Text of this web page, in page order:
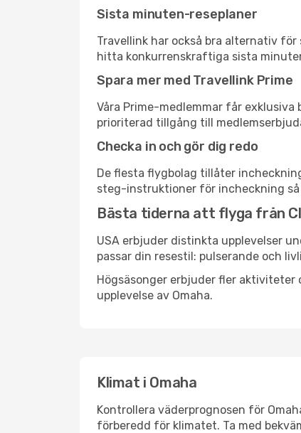
Sista minuten-reseplaner
Travellink har också bra alternativ
hitta konkurrenskraftiga sista
Spara mer med Travellink Prime
Våra Prime-medlemmar får
prioriterad tillgång till
Checka in och gör dig redo
De flesta flygbolag tillåter
steg-instruktioner för incheckning
Bästa tiderna att flyga från
USA erbjuder distinkta upplevelser
passar din resestil: pulserande och
Högsäsonger erbjuder fler aktiviteter
upplevelse av Omaha.
Klimat i Omaha
Kontrollera väderprognosen för
förberedd för klimatet. Ta med